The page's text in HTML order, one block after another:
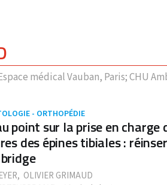
médical Vauban, Paris; CHU
- ORTHOPÉDIE
point sur la prise en charge
des épines tibiales :
, OLIVIER GRIMAUD